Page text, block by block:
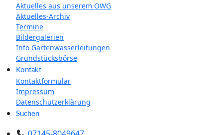
Aktuelles aus unserem OWG
Aktuelles-Archiv
Termine
Bildergalerien
Info Gartenwasserleitungen
Grundstücksbörse
Kontakt
Kontaktformular
Impressum
Datenschutzerklärung
Suchen